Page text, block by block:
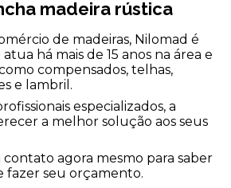
madeira rústica
de madeiras, Nilomad é
há mais de 15 anos na área e
compensados, telhas,
e lambril.
especializados, a
a melhor solução aos seus
agora mesmo para saber
fazer seu orçamento.